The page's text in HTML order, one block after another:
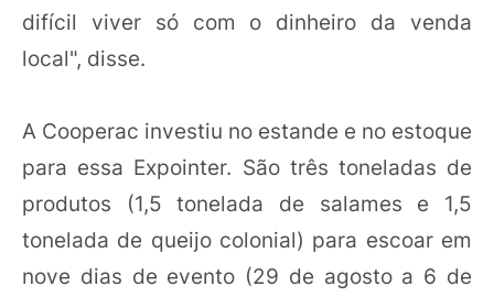
difícil viver só com o dinheiro da venda
local", disse.
A Cooperac investiu no estande e no estoque
para essa Expointer. São três toneladas de
produtos (1,5 tonelada de salames e 1,5
tonelada de queijo colonial) para escoar em
nove dias de evento (29 de agosto a 6 de